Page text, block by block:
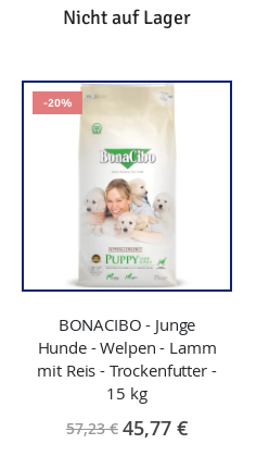
Nicht auf Lager
-20%
BONACIBO - Junge
Hunde - Welpen - Lamm
mit Reis - Trockenfutter -
15 kg
57,23 € 45,77 €